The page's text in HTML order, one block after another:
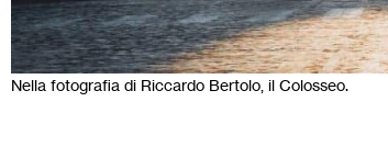
Nella fotografia di Riccardo Bertolo, il Colosseo.